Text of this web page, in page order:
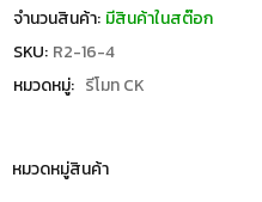
หมวดหมู่สินค้า
จำนวนสินค้า: มีสินค้าในสต๊อก
SKU: R2-16-4
หมวดหมู่: รีโมท CK